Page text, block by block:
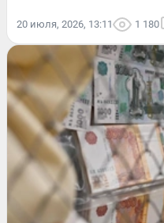
20 июля, 2026, 13:11 1 180